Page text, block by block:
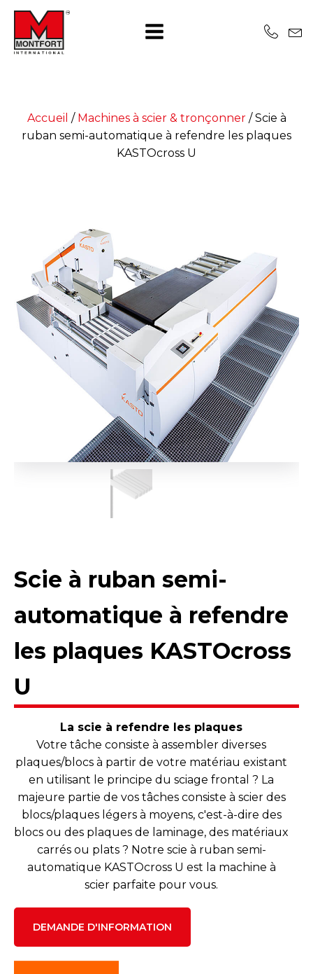
Accueil / Machines à scier & tronçonner/Scie à
ruban semi-automatique à refendre les plaques
KASTOcross U
Scie à ruban semi-
automatique à refendre
les plaques KASTOcross
U
La scie à refendre les plaques
Votre tâche consiste à assembler diverses
plaques/blocs à partir de votre matériau existant
en utilisant le principe du sciage frontal ? La
majeure partie de vos tâches consiste à scier des
blocs/plaques légers à moyens, c'est-à-dire des
blocs ou des plaques de laminage, des matériaux
carrés ou plats ? Notre scie à ruban semi-
automatique KASTOcross U est la machine à
scier parfaite pour vous.
DEMANDE D'INFORMATION